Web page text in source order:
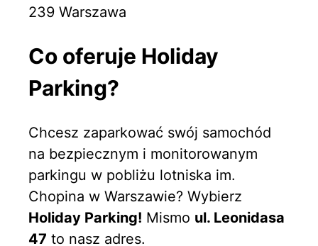
239 Warszawa
Co oferuje Holiday
Parking?
Chcesz zaparkować swój samochód
na bezpiecznym i monitorowanym
parkingu w pobliżu lotniska im.
Chopina w Warszawie? Wybierz
Holiday Parking! Mismo ul. Leonidasa
47 to nasz adres.